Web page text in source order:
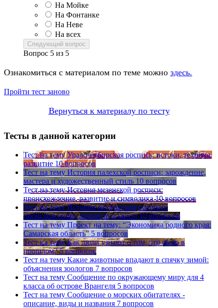
На Мойке
На Фонтанке
На Неве
На всех
Следующий вопрос
Вопрос 5 из 5
Ознакомиться с материалом по теме можно здесь.
Пройти тест заново
Вернуться к материалу по тесту
Тесты в данной категории
Тест на тему Урало-сибирская роспись: истоки, техника,
развитие 10 вопросов
Тест на тему История палехской росписи: зарождение,
мастера и художественный стиль 10 вопросов
Тест на тему История мезенской росписи:
происхождение, развитие и символика 10 вопросов
Тест на тему История жостовской росписи:
происхождение, развитие и канон 10 вопросов
Тест на тему Проект на тему: “Экономика родного края:
Самарская область” 5 вопросов
Тест на тему Как люди узнают о том, что было в
прошлом? 5 вопросов
Тест на тему Какие животные впадают в спячку зимой:
объяснения зоологов 7 вопросов
Тест на тему Сообщение по окружающему миру для 4
класса об острове Врангеля 5 вопросов
Тест на тему Сообщение о морских обитателях -
описание, виды и названия 7 вопросов